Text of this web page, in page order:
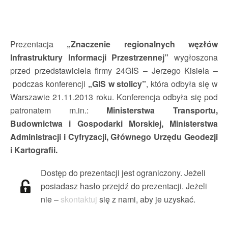
Prezentacja „Znaczenie regionalnych węzłów
Infrastruktury Informacji Przestrzennej” wygłoszona
przed przedstawiciela firmy 24GIS – Jerzego Kisiela –
podczas konferencji „GIS w stolicy”, która odbyła się w
Warszawie 21.11.2013 roku. Konferencja odbyła się pod
patronatem m.in.: Ministerstwa Transportu,
Budownictwa i Gospodarki Morskiej, Ministerstwa
Administracji i Cyfryzacji, Głównego Urzędu Geodezji
i Kartografii.
Dostęp do prezentacji jest ograniczony. Jeżeli
posiadasz hasło przejdź do prezentacji. Jeżeli
nie – skontaktuj się z nami, aby je uzyskać.